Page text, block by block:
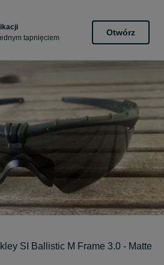
tapnięciem
Otwórz
SI Ballistic M Frame 3.0 - Matte